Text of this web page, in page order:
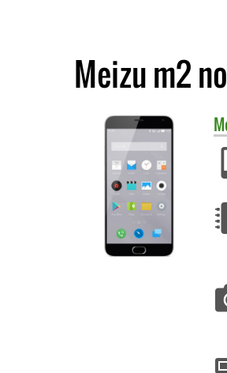
Meizu m2